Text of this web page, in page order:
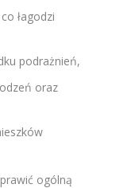
łagodzi
podrażnień,
oraz
ogólną